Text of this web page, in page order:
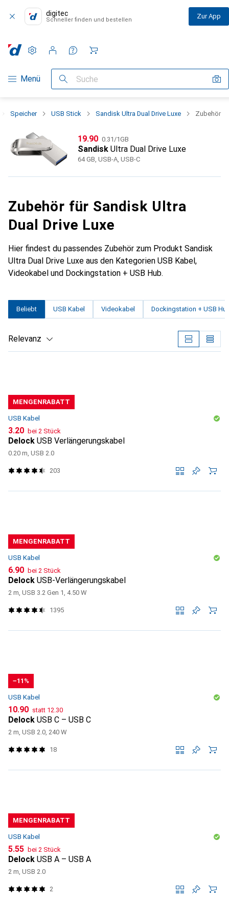
digitec
Schneller finden und bestellen Zur App
Navigation nach Kategorien
Menü Suche
Einstellungen
Kundenkonto
Vergleichslisten
Merklisten
Warenkorb
Speicher USB Stick Sandisk Ultra Dual Drive Luxe Zubehör
CHF
19.90 CHF
0.31 /1GB
Sandisk Ultra Dual Drive Luxe
64 GB, USB-A, USB-C
Zubehör für Sandisk Ultra
Dual Drive Luxe
Hier findest du passendes Zubehör zum Produkt Sandisk
Ultra Dual Drive Luxe aus den Kategorien USB Kabel,
Videokabel und Dockingstation + USB Hub.
Beliebt USB Kabel Videokabel Dockingstation + USB
Relevanz
MENGENRABATT
USB Kabel
CHF
3.20 bei 2 Stück
Delock USB Verlängerungskabel
0.20 m, USB 2.0
203
MENGENRABATT
USB Kabel
CHF
6.90 bei 2 Stück
Delock USB-Verlängerungskabel
2 m, USB 3.2 Gen 1, 4.50 W
1395
−11%
USB Kabel
CHF
10.90 statt CHF
12.30
Delock USB C – USB C
2 m, USB 2.0, 240 W
18
MENGENRABATT
USB Kabel
CHF
5.55 bei 2 Stück
Delock USB A – USB A
2 m, USB 2.0
2